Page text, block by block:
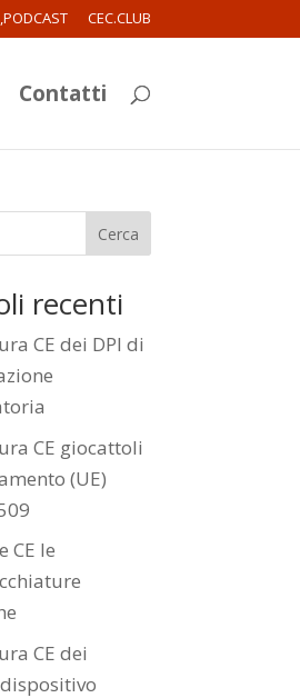
CEC.CLUB
Contatti
Cerca
recenti
CE dei DPI di
CE giocattoli
(UE)
CE le
CE dei